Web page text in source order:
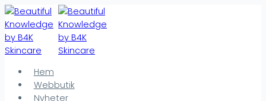
Skip
to
content
Hem
Webbutik
Nyheter